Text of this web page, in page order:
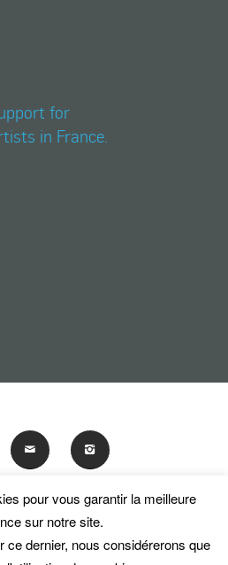
for
in France.
Museum of Women in the Arts
sur ce site, vous acceptez
de traceurs (cookies).
pour vous garantir la meilleure
sur notre site.
ce dernier, nous considérerons que